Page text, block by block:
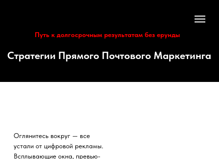
Стратегии Прямого Почтового Маркетинга
пока крупнейшие мировые
бренды и новейшие стартапы
вкладывают деньги в цифровые
уловки,опытные маркетологи